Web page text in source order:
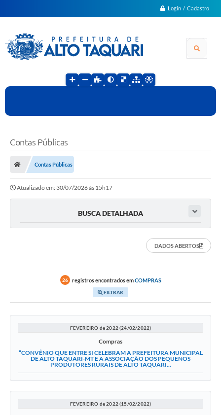
Login / Cadastro
Contas Públicas
Contas Públicas
Atualizado em: 30/07/2026 às 15h17
BUSCA DETALHADA
DADOS ABERTOS
26 registros encontrados emCOMPRAS
FILTRAR
FEVEREIRO de 2022 (24/02/2022)
Compras
“CONVÊNIO QUE ENTRE SI CELEBRAM A PREFEITURA MUNICIPAL
DE ALTO TAQUARI-MT E A ASSOCIAÇÃO DOS PEQUENOS
PRODUTORES RURAIS DE ALTO TAQUARI...
FEVEREIRO de 2022 (15/02/2022)